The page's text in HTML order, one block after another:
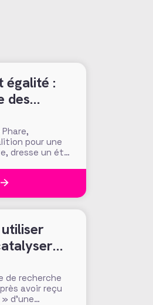
égalité :
des
pour une
dresse un état
mars dernier
de recherche
avoir reçu
d’une